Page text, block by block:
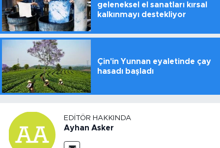
geleneksel el sanatları kırsal
kalkınmayı destekliyor
Çin'in Yunnan eyaletinde çay
hasadı başladı
EDITÖR HAKKINDA
Ayhan Asker